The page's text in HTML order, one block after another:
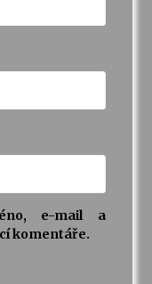
e-mail a
komentáře.